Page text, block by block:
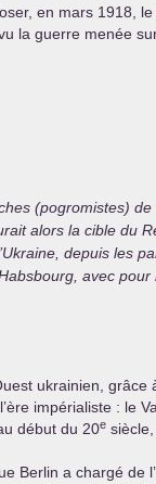
en mars 1918,
la guerre menée
(pogromistes)
alors la cible du
depuis les
avec pour
ukrainien, grâce
impérialiste : le
début du 20e
Berlin a chargé de